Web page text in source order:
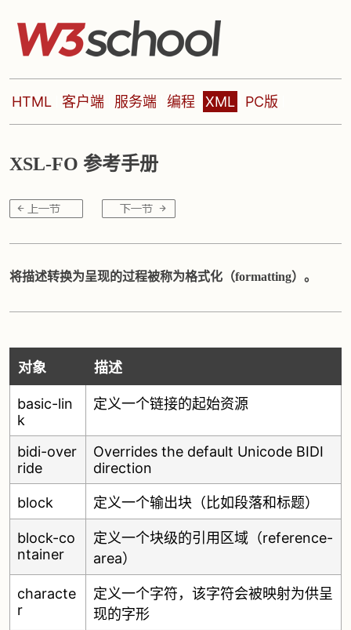
HTML 客户端 服务端 编程 XML PC版
XSL-FO 参考手册
将描述转换为呈现的过程被称为格式化（formatting）。
对象 描述
basic-lin
k
定义一个链接的起始资源
bidi-over
ride
Overrides the default Unicode BIDI
direction
block 定义一个输出块（比如段落和标题）
block-co
ntainer
定义一个块级的引用区域（reference-
area）
characte
r
定义一个字符，该字符会被映射为供呈
现的字形